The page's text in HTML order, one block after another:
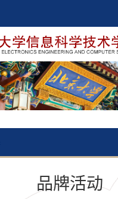
品牌活动